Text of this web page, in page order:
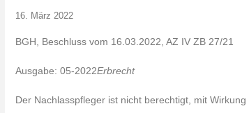
16. März 2022
BGH, Beschluss vom 16.03.2022, AZ IV ZB 27/21
Ausgabe: 05-2022Erbrecht
Der Nachlasspfleger ist nicht berechtigt, mit